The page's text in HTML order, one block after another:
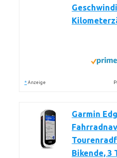
* Anzeige
Garmin
Bikende, 3